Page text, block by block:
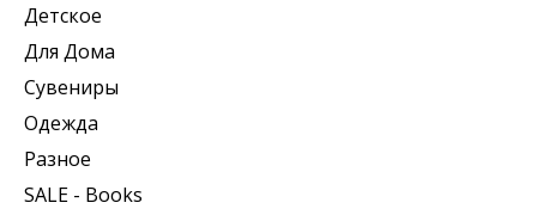
Детское
Для Дома
Сувениры
Одежда
Разное
SALE - Books